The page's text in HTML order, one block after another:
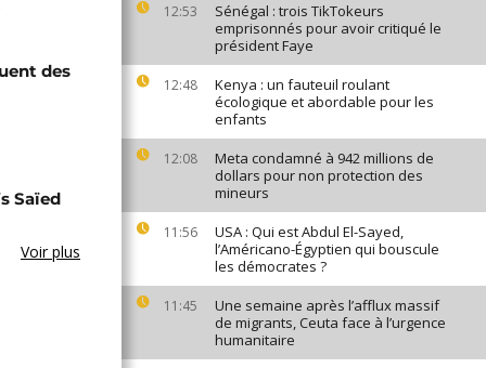
12:53
Sénégal : trois TikTokeurs
emprisonnés pour avoir critiqué le
président Faye
12:48
Kenya : un fauteuil roulant
écologique et abordable pour les
enfants
12:08
Meta condamné à 942 millions de
dollars pour non protection des
mineurs
11:56
USA : Qui est Abdul El-Sayed,
l’Américano-Égyptien qui bouscule
les démocrates ?
11:45
Une semaine après l’afflux massif
de migrants, Ceuta face à l’urgence
humanitaire
des
Saïed
Voir plus